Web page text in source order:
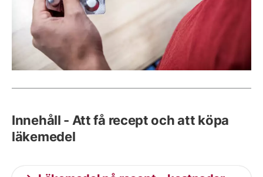
Innehåll - Att få recept och att köpa
läkemedel